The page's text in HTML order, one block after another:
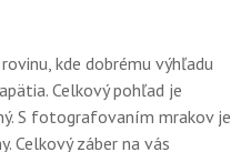
kde dobrému výhľadu
Celkový pohľad je
S fotografovaním mrakov je
Celkový záber na vás